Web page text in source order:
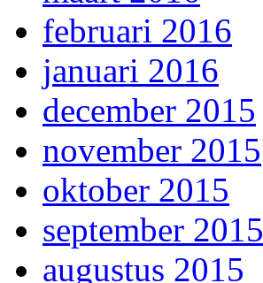
februari 2016
januari 2016
december 2015
november 2015
oktober 2015
september 2015
augustus 2015